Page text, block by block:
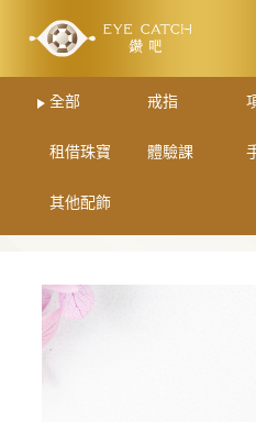
全部 戒指
租借珠寶 體驗課
其他配飾